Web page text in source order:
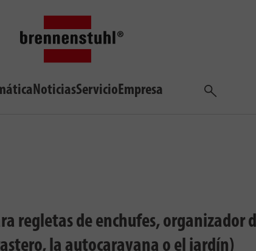
NoticiasServicioEmpresa
Buscar
regletas de enchufes, organizador
la autocaravana o el jardín)